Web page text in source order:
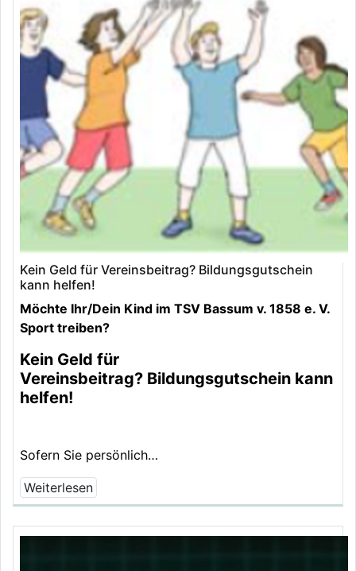
Kein Geld für Vereinsbeitrag? Bildungsgutschein
kann helfen!
Möchte Ihr/Dein Kind im TSV Bassum v. 1858 e. V.
Sport treiben?
Kein Geld für
Vereinsbeitrag? Bildungsgutschein kann
helfen!
Sofern Sie persönlich…
Weiterlesen